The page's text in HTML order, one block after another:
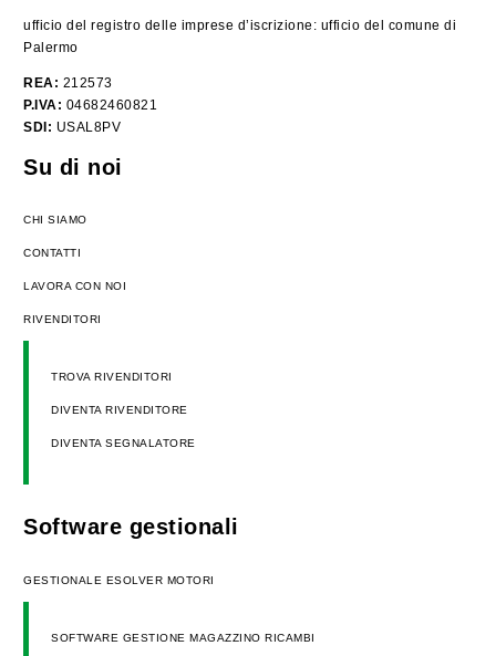
ufficio del registro delle imprese d’iscrizione: ufficio del comune di
Palermo
REA: 212573
P.IVA: 04682460821
SDI: USAL8PV
Su di noi
CHI SIAMO
CONTATTI
LAVORA CON NOI
RIVENDITORI
TROVA RIVENDITORI
DIVENTA RIVENDITORE
DIVENTA SEGNALATORE
Software gestionali
GESTIONALE ESOLVER MOTORI
SOFTWARE GESTIONE MAGAZZINO RICAMBI